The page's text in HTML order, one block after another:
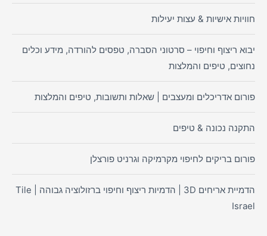
חוויות אישיות & עצות יעילות
יבוא ריצוף וחיפוי – סרטוני הסברה, טפסים להורדה, מידע וכלים
נחוצים, טיפים והמלצות
פורום אדריכלים ומעצבים | שאלות ותשובות, טיפים והמלצות
התקנה נכונה & טיפים
פורום בריקים לחיפוי מקרמיקה וגרניט פורצלן
הדמיית אריחים 3D | הדמיות ריצוף וחיפוי ברזולוציה גבוהה | Tile
Israel